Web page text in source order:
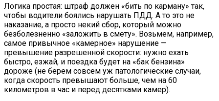
Логика простая: штраф должен «бить по карману» так,
чтобы водители боялись нарушать ПДД. А то это не
наказание, а просто некий сбор, который можно
безболезненно «заложить в смету». Возьмем, например,
самое привычное «камерное» нарушение —
превышение разрешенной скорости: нужно ехать
быстро, езжай, и поездка будет на «бак бензина»
дороже (не берем совсем уж патологические случаи,
когда скорость превышают больше, чем на 60
километров в час и перед десятками камер).